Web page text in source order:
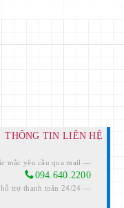
THÔNG TIN LIÊN HỆ
mắc yêu cầu qua mail
094.640.2200
trợ thanh toán 24/24